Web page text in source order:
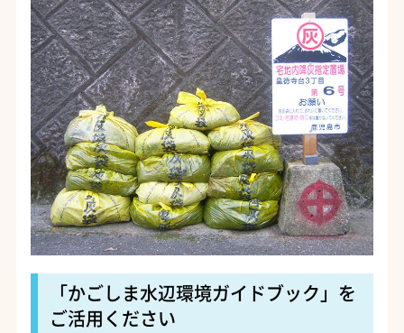
「かごしま水辺環境ガイドブック」を
ご活用ください